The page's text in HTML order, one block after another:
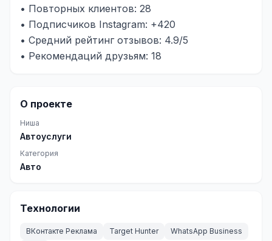
• Повторных клиентов: 28
• Подписчиков Instagram: +420
• Средний рейтинг отзывов: 4.9/5
• Рекомендаций друзьям: 18
О проекте
Ниша
Автоуслуги
Категория
Авто
Технологии
ВКонтакте Реклама Target Hunter WhatsApp Business